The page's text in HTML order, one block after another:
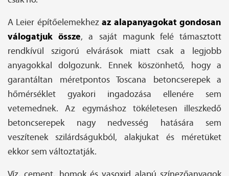
A Leier építőelemekhezaz alapanyagokat gondosan
válogatjuk össze, a saját magunk felé támasztott
rendkívül szigorú elvárások miatt csak a legjobb
anyagokkal dolgozunk. Ennek köszönhető, hogy a
garantáltan méretpontos Toscana betoncserepek a
hőmérséklet gyakori ingadozása ellenére sem
vetemednek. Az egymáshoz tökéletesen illeszkedő
betoncserepek nagy nedvesség hatására sem
veszítenek szilárdságukból, alakjukat és méretüket
ekkor sem változtatják.